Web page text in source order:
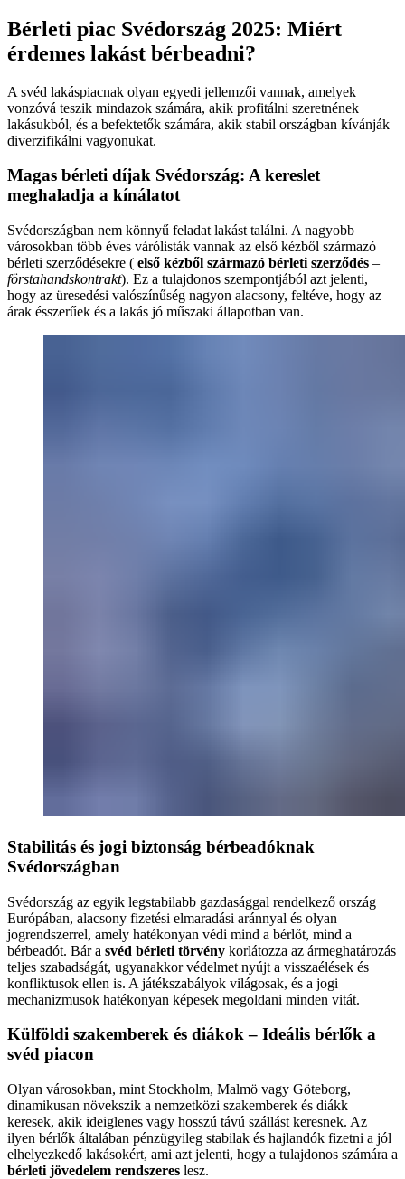
Bérleti piac Svédország 2025: Miért
érdemes lakást bérbeadni?
A svéd lakáspiacnak olyan egyedi jellemzői vannak, amelyek
vonzóvá teszik mindazok számára, akik profitálni szeretnének
lakásukból, és a befektetők számára, akik stabil országban kívánják
diverzifikálni vagyonukat.
Magas bérleti díjak Svédország: A kereslet
meghaladja a kínálatot
Svédországban nem könnyű feladat lakást találni. A nagyobb
városokban több éves várólisták vannak az első kézből származó
bérleti szerződésekre ( első kézből származó bérleti szerződés –
förstahandskontrakt). Ez a tulajdonos szempontjából azt jelenti,
hogy az üresedési valószínűség nagyon alacsony, feltéve, hogy az
árak ésszerűek és a lakás jó műszaki állapotban van.
Stabilitás és jogi biztonság bérbeadóknak
Svédországban
Svédország az egyik legstabilabb gazdasággal rendelkező ország
Európában, alacsony fizetési elmaradási aránnyal és olyan
jogrendszerrel, amely hatékonyan védi mind a bérlőt, mind a
bérbeadót. Bár a svéd bérleti törvény korlátozza az ármeghatározás
teljes szabadságát, ugyanakkor védelmet nyújt a visszaélések és
konfliktusok ellen is. A játékszabályok világosak, és a jogi
mechanizmusok hatékonyan képesek megoldani minden vitát.
Külföldi szakemberek és diákok – Ideális bérlők a
svéd piacon
Olyan városokban, mint Stockholm, Malmö vagy Göteborg,
dinamikusan növekszik a nemzetközi szakemberek és diákk
keresek, akik ideiglenes vagy hosszú távú szállást keresnek. Az
ilyen bérlők általában pénzügyileg stabilak és hajlandók fizetni a jól
elhelyezkedő lakásokért, ami azt jelenti, hogy a tulajdonos számára a
bérleti jövedelem rendszeres lesz.